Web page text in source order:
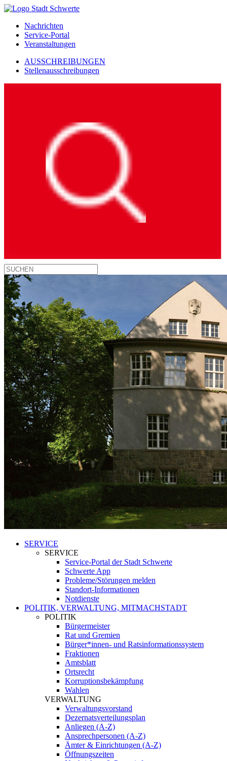
Nachrichten
Service-Portal
Veranstaltungen
AUSSCHREIBUNGEN
Stellenausschreibungen
SERVICE
SERVICE
Service-Portal der Stadt Schwerte
Schwerte App
Probleme/Störungen melden
Standort-Informationen
Notdienste
POLITIK, VERWALTUNG, MITMACHSTADT
POLITIK
Bürgermeister
Rat und Gremien
Bürger*innen- und Ratsinformationssystem
Fraktionen
Amtsblatt
Ortsrecht
Korruptionsbekämpfung
Wahlen
VERWALTUNG
Verwaltungsvorstand
Dezernatsverteilungsplan
Anliegen (A-Z)
Ansprechpersonen (A-Z)
Ämter & Einrichtungen (A-Z)
Öffnungszeiten